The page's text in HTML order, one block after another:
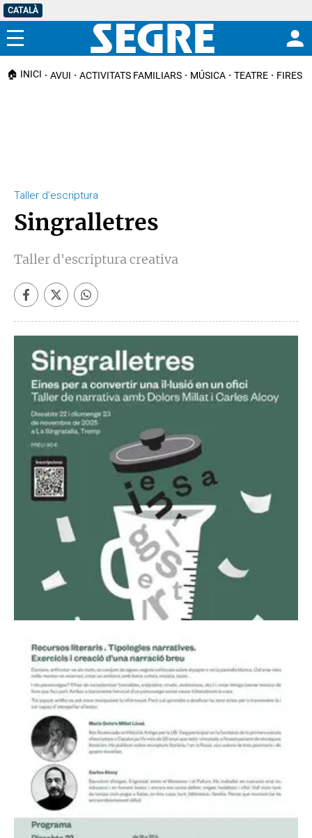
CATALÀ
Menú
🏠 INICI AVUI ACTIVITATS FAMILIARS MÚSICA TEATRE FIRES I
Taller d'escriptura
Singralletres
Taller d'escriptura creativa